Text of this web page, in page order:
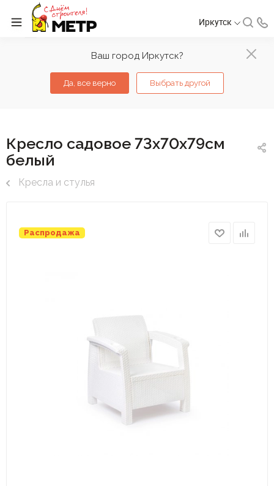
Ваш город Иркутск?
Да, все верно Выбрать другой
Иркутск
Кресло садовое 73х70х79см
белый
Кресла и стулья
Распродажа